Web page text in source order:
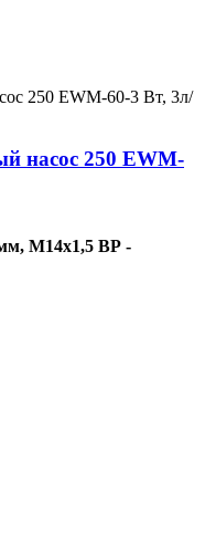
насос 250 EWM-
М14х1,5 ВР -